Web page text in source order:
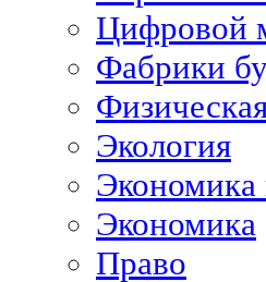
Цифровой
Фабрики
Экология
Экономика
Экономика
Право